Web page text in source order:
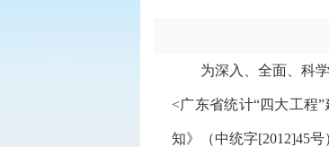
为深入、全面、科学
<广东省统计“四大工程
知》（中统字[2012]45